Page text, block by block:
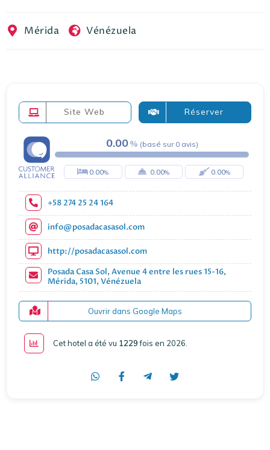
Mérida Vénézuela
Site Web Réserver
0.00 (basé sur 0 avis)
0.00 0.00 0.00
+58 274 25 24 164
info@posadacasasol.com
http://posadacasasol.com
Posada Casa Sol, Avenue 4 entre les rues 15-16,
Mérida, 5101, Vénézuela
Ouvrir dans Google Maps
Cet hotel a été vu 1229fois en 2026